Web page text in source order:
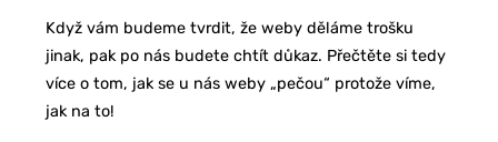
Když vám budeme tvrdit, že weby děláme trošku
jinak, pak po nás budete chtít důkaz. Přečtěte si tedy
více o tom, jak se u nás weby „pečou“ protože víme,
jak na to!